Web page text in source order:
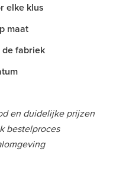
elke klus
maat
fabriek
en duidelijke prijzen
bestelproces